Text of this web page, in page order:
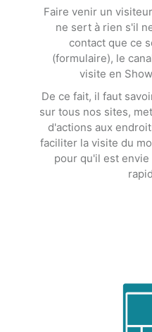
Faire venir un
ne sert à rien s'il
contact que ce
(formulaire), le
visite en
De ce fait, il faut
sur tous nos sites,
d'actions aux
faciliter la visite du
pour qu'il est